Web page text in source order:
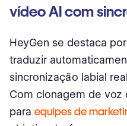
vídeo AI com
HeyGen se destaca
traduzir
sincronização labial
Com clonagem de voz
para equipes de